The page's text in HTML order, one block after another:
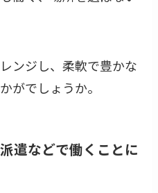
ンジし、柔軟で豊かな
がでしょうか。
遣などで働くことに